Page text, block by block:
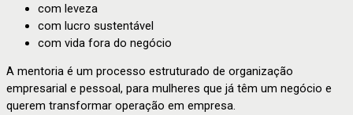
com leveza
com lucro sustentável
com vida fora do negócio
A mentoria é um processo estruturado de organização
empresarial e pessoal, para mulheres que já têm um negócio e
querem transformar operação em empresa.